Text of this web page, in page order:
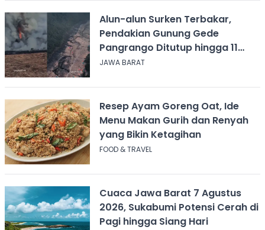
Alun-alun Surken Terbakar,
Pendakian Gunung Gede
Pangrango Ditutup hingga 11
Agustus 2026
JAWA BARAT
Resep Ayam Goreng Oat, Ide
Menu Makan Gurih dan Renyah
yang Bikin Ketagihan
FOOD & TRAVEL
Cuaca Jawa Barat 7 Agustus
2026, Sukabumi Potensi Cerah di
Pagi hingga Siang Hari